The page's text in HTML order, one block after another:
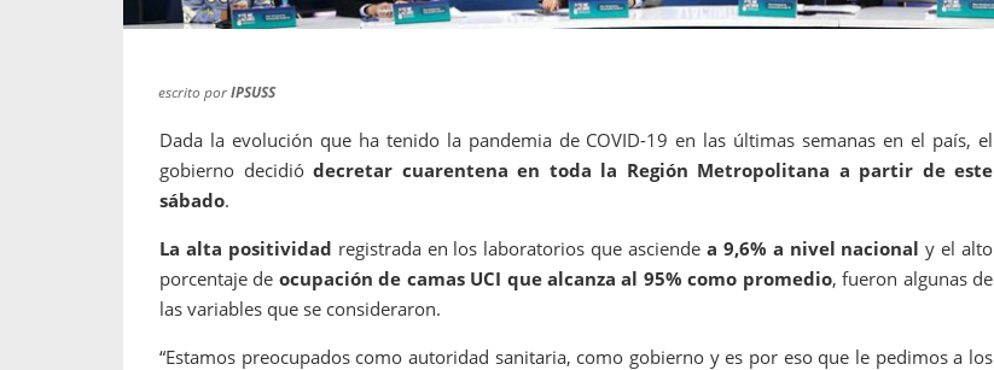
escrito porIPSUSS
Dada la evolución que ha tenido la pandemia de COVID-19 en las últimas semanas en el país, el
gobierno decidió decretar cuarentena en toda la Región Metropolitana a partir de este
sábado.
La alta positividad registrada en los laboratorios que asciende a 9,6% a nivel nacional y el alto
porcentaje de ocupación de camas UCI que alcanza al 95% como promedio, fueron algunas de
las variables que se consideraron.
“Estamos preocupados como autoridad sanitaria, como gobierno y es por eso que le pedimos a los